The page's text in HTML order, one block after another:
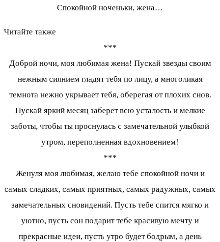
Спокойной ноченьки, жена…
Читайте также
***
Доброй ночи, моя любимая жена! Пускай звезды своим
нежным сиянием гладят тебя по лицу, а многоликая
темнота нежно укрывает тебя, оберегая от плохих снов.
Пускай яркий месяц заберет всю усталость и мелкие
заботы, чтобы ты проснулась с замечательной улыбкой
утром, переполненная вдохновением!
***
Женуля моя любимая, желаю тебе спокойной ночи и
самых сладких, самых приятных, самых радужных, самых
замечательных сновидений. Пусть тебе спится мягко и
уютно, пусть сон подарит тебе красивую мечту и
прекрасные идеи, пусть утро будет бодрым, а день